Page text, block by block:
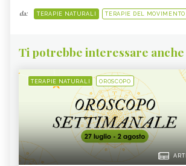
da: TERAPIE NATURALI TERAPIE DEL MOVIMENTO
Ti potrebbe interessare anche
TERAPIE NATURALI OROSCOPO